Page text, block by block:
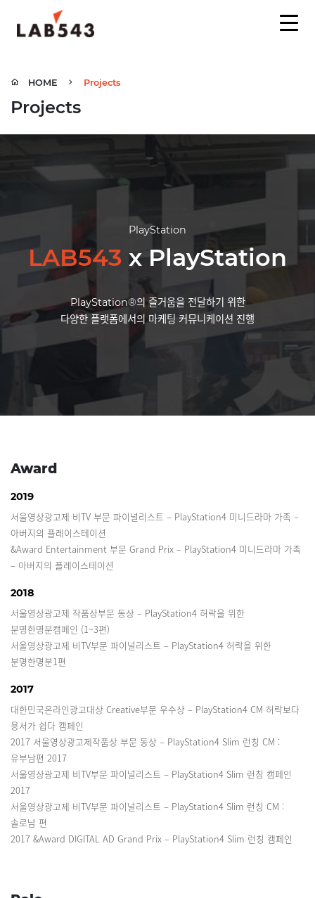
HOME Projects
Projects
PlayStation
LAB543 xPlayStation
PlayStation®의 즐거움을 전달하기 위한
다양한 플랫폼에서의 마케팅 커뮤니케이션 진행
Award
2019
서울영상광고제 비TV 부문 파이널리스트 – PlayStation4 미니드라마 가족 –
아버지의 플레이스테이션
&Award Entertainment 부문 Grand Prix – PlayStation4 미니드라마 가족
– 아버지의 플레이스테이션
2018
서울영상광고제 작품상부문 동상 – PlayStation4 허락을 위한
분명한명분캠페인 (1~3편)
서울영상광고제 비TV부문 파이널리스트 – PlayStation4 허락을 위한
분명한명분1편
2017
대한민국온라인광고대상 Creative부문 우수상 – PlayStation4 CM 허락보다
용서가 쉽다 캠페인
2017 서울영상광고제작품상 부문 동상 – PlayStation4 Slim 런칭 CM :
유부남편 2017
서울영상광고제 비TV부문 파이널리스트 – PlayStation4 Slim 런칭 캠페인
2017
서울영상광고제 비TV부문 파이널리스트 – PlayStation4 Slim 런칭 CM :
솔로남 편
2017 &Award DIGITAL AD Grand Prix – PlayStation4 Slim 런칭 캠페인